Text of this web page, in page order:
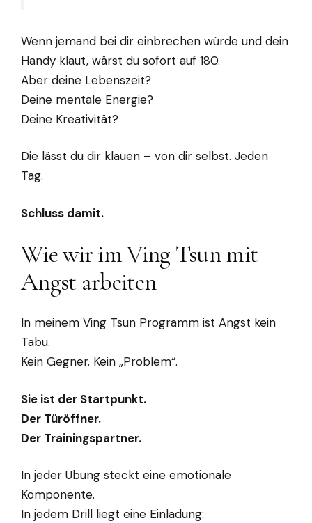
Wenn jemand bei dir einbrechen würde und dein
Handy klaut, wärst du sofort auf 180.
Aber deine Lebenszeit?
Deine mentale Energie?
Deine Kreativität?
Die lässt du dir klauen – von dir selbst. Jeden
Tag.
Schluss damit.
Wie wir im Ving Tsun mit
Angst arbeiten
In meinem Ving Tsun Programm ist Angst kein
Tabu.
Kein Gegner. Kein „Problem“.
Sie ist der Startpunkt.
Der Türöffner.
Der Trainingspartner.
In jeder Übung steckt eine emotionale
Komponente.
In jedem Drill liegt eine Einladung: